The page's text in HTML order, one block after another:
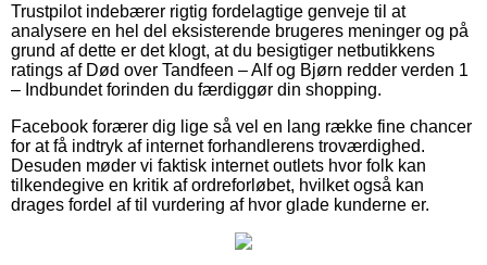
Trustpilot indebærer rigtig fordelagtige genveje til at
analysere en hel del eksisterende brugeres meninger og på
grund af dette er det klogt, at du besigtiger netbutikkens
ratings af Død over Tandfeen – Alf og Bjørn redder verden 1
– Indbundet forinden du færdiggør din shopping.
Facebook forærer dig lige så vel en lang række fine chancer
for at få indtryk af internet forhandlerens troværdighed.
Desuden møder vi faktisk internet outlets hvor folk kan
tilkendegive en kritik af ordreforløbet, hvilket også kan
drages fordel af til vurdering af hvor glade kunderne er.